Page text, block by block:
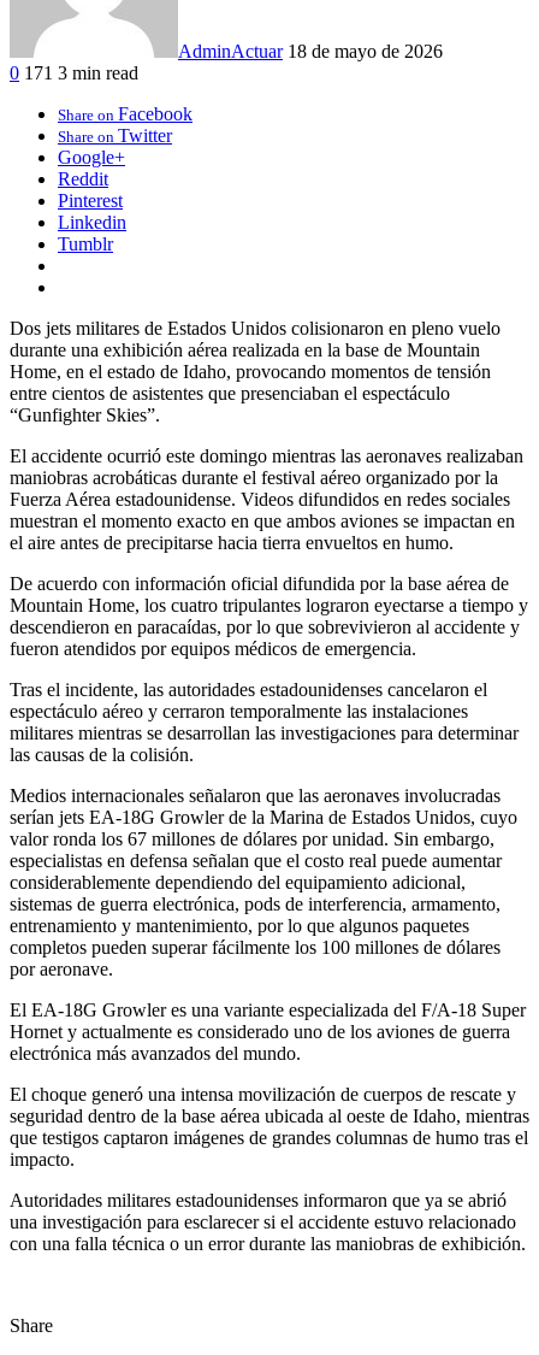
AdminActuar 18 de mayo de 2026
0 171 3 min read
Share on Facebook
Share on Twitter
Google+
Reddit
Pinterest
Linkedin
Tumblr
Dos jets militares de Estados Unidos colisionaron en pleno vuelo
durante una exhibición aérea realizada en la base de Mountain
Home, en el estado de Idaho, provocando momentos de tensión
entre cientos de asistentes que presenciaban el espectáculo
“Gunfighter Skies”.
El accidente ocurrió este domingo mientras las aeronaves realizaban
maniobras acrobáticas durante el festival aéreo organizado por la
Fuerza Aérea estadounidense. Videos difundidos en redes sociales
muestran el momento exacto en que ambos aviones se impactan en
el aire antes de precipitarse hacia tierra envueltos en humo.
De acuerdo con información oficial difundida por la base aérea de
Mountain Home, los cuatro tripulantes lograron eyectarse a tiempo y
descendieron en paracaídas, por lo que sobrevivieron al accidente y
fueron atendidos por equipos médicos de emergencia.
Tras el incidente, las autoridades estadounidenses cancelaron el
espectáculo aéreo y cerraron temporalmente las instalaciones
militares mientras se desarrollan las investigaciones para determinar
las causas de la colisión.
Medios internacionales señalaron que las aeronaves involucradas
serían jets EA-18G Growler de la Marina de Estados Unidos, cuyo
valor ronda los 67 millones de dólares por unidad. Sin embargo,
especialistas en defensa señalan que el costo real puede aumentar
considerablemente dependiendo del equipamiento adicional,
sistemas de guerra electrónica, pods de interferencia, armamento,
entrenamiento y mantenimiento, por lo que algunos paquetes
completos pueden superar fácilmente los 100 millones de dólares
por aeronave.
El EA-18G Growler es una variante especializada del F/A-18 Super
Hornet y actualmente es considerado uno de los aviones de guerra
electrónica más avanzados del mundo.
El choque generó una intensa movilización de cuerpos de rescate y
seguridad dentro de la base aérea ubicada al oeste de Idaho, mientras
que testigos captaron imágenes de grandes columnas de humo tras el
impacto.
Autoridades militares estadounidenses informaron que ya se abrió
una investigación para esclarecer si el accidente estuvo relacionado
con una falla técnica o un error durante las maniobras de exhibición.
Share